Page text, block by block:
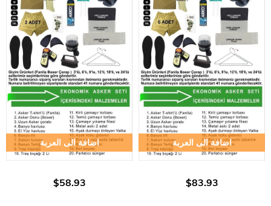
اضافة الى العربة
$58.93
اضافة الى العربة
$83.93